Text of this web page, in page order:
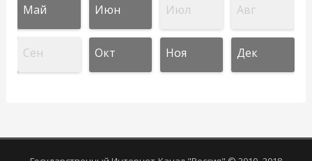
Май Июн Июл Авг
Сен Окт Ноя Дек